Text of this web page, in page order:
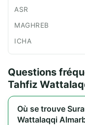
Questions
Tahfiz
Où se trouve
Wattalaqqi